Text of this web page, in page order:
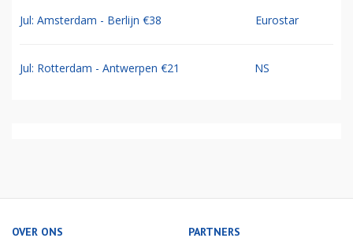
Jul: Amsterdam - Berlijn €38 Eurostar
Jul: Rotterdam - Antwerpen €21 NS
OVER ONS PARTNERS